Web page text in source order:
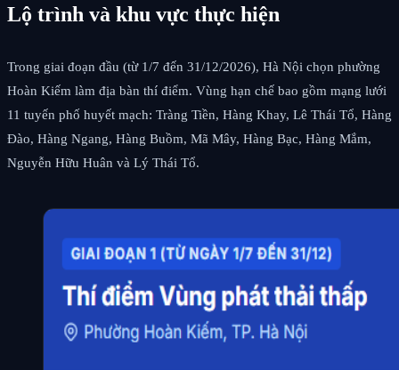
Lộ trình và khu vực thực hiện
Trong giai đoạn đầu (từ 1/7 đến 31/12/2026), Hà Nội chọn phường
Hoàn Kiếm làm địa bàn thí điểm. Vùng hạn chế bao gồm mạng lưới
11 tuyến phố huyết mạch: Tràng Tiền, Hàng Khay, Lê Thái Tổ, Hàng
Đào, Hàng Ngang, Hàng Buồm, Mã Mây, Hàng Bạc, Hàng Mắm,
Nguyễn Hữu Huân và Lý Thái Tổ.